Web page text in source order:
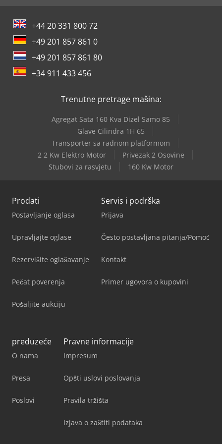
efikasnost rada, olakšavajući tako moleru koji više ne mora
da ih pomera ručno. Dizajn otporan na eksploziju Cjdpfjfz
A Ilox An Ejha Kabine su dizajnirane da spreče stvaranje
eksplozivne smeše tokom procesa farbanja. Svaka od
komponenti je pažljivo odabrana kako bi se ovaj rizik sveo
na minimum.
+44 20 331 800 72
+49 201 857 861 0
+49 201 857 861 80
+34 911 433 456
Trenutne pretrage mašina:
Agregat Sata 160 Kva Dizel Samo 85
Glave Cilindra 1H 65
Transporter sa radnom platformom
2 2 Kw Elektro Motor
Privezak 2 Osovine
Stubovi za rasvjetu
160 Kw Motor
Prodati
Postavljanje oglasa
Upravljajte oglase
Rezervišite oglašavanje
Pečat poverenja
Pošaljite aukciju
Servis i podrška
Prijava
Često postavljana pitanja/Pomoć
Kontakt
Primer ugovora o kupovini
preduzeće
O nama
Presa
Poslovi
Pravne informacije
Impresum
Opšti uslovi poslovanja
Pravila tržišta
Izjava o zaštiti podataka